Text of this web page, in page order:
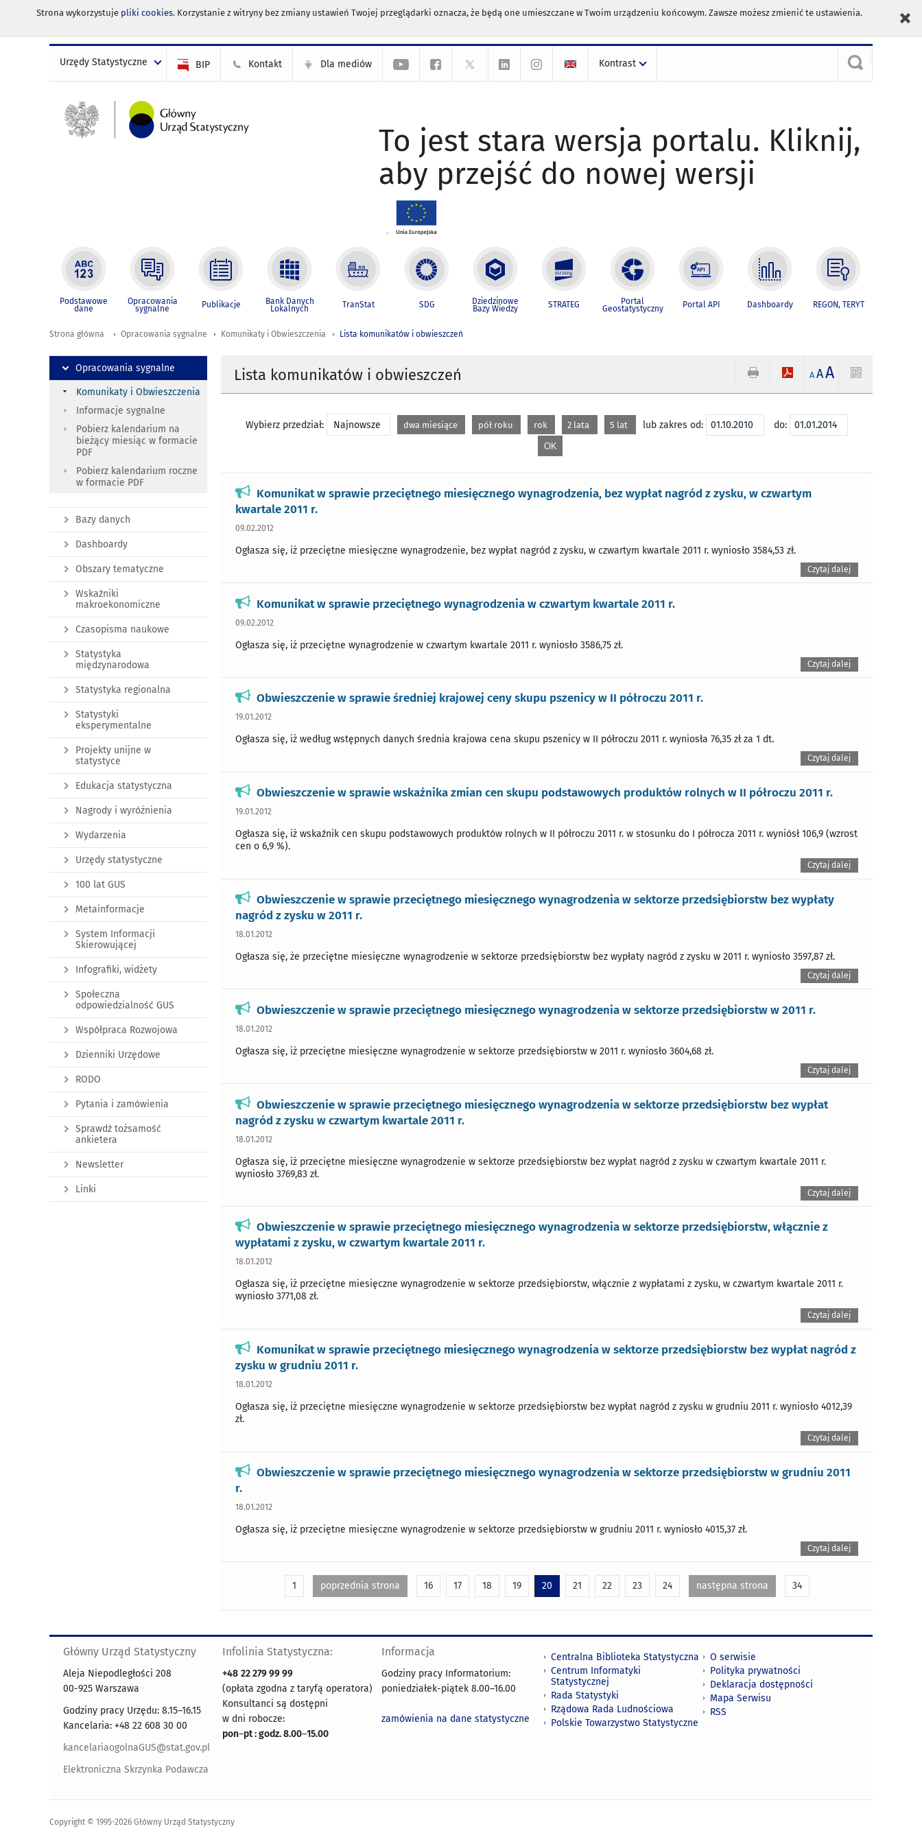
Strona wykorzystuje pliki cookies. Korzystanie z witryny bez zmiany ustawień Twojej przeglądarki oznacza, że będą one umieszczane w Twoim urządzeniu końcowym. Zawsze możesz zmienić te ustawienia.
Urzędy Statystyczne BIP Kontakt Dla mediów Kontrast
To jest stara wersja portalu. Kliknij,
aby przejść do nowej wersji
Podstawowe
dane
Opracowania
sygnalne Publikacje Bank Danych
Lokalnych TranStat SDG Dziedzinowe
Bazy Wiedzy STRATEG Portal
Geostatystyczny Portal API Dashboardy REGON, TERYT
Strona główna Opracowania sygnalne Komunikaty i Obwieszczenia Lista komunikatów i obwieszczeń
Lista komunikatów i obwieszczeń A AA
Wybierz przedział: Najnowsze dwa miesiące pół roku rok 2 lata 5 lat lub zakres od: do:
Komunikat w sprawie przeciętnego miesięcznego wynagrodzenia, bez wypłat nagród z zysku, w czwartym
kwartale 2011 r.
09.02.2012
Ogłasza się, iż przeciętne miesięczne wynagrodzenie, bez wypłat nagród z zysku, w czwartym kwartale 2011 r. wyniosło 3584,53 zł.
Czytaj dalej
Komunikat w sprawie przeciętnego wynagrodzenia w czwartym kwartale 2011 r.
09.02.2012
Ogłasza się, iż przeciętne wynagrodzenie w czwartym kwartale 2011 r. wyniosło 3586,75 zł.
Czytaj dalej
Obwieszczenie w sprawie średniej krajowej ceny skupu pszenicy w II półroczu 2011 r.
19.01.2012
Ogłasza się, iż według wstępnych danych średnia krajowa cena skupu pszenicy w II półroczu 2011 r. wyniosła 76,35 zł za 1 dt.
Czytaj dalej
Obwieszczenie w sprawie wskaźnika zmian cen skupu podstawowych produktów rolnych w II półroczu 2011 r.
19.01.2012
Ogłasza się, iż wskaźnik cen skupu podstawowych produktów rolnych w II półroczu 2011 r. w stosunku do I półrocza 2011 r. wyniósł 106,9 (wzrost
cen o 6,9 %).
Czytaj dalej
Obwieszczenie w sprawie przeciętnego miesięcznego wynagrodzenia w sektorze przedsiębiorstw bez wypłaty
nagród z zysku w 2011 r.
18.01.2012
Ogłasza się, że przeciętne miesięczne wynagrodzenie w sektorze przedsiębiorstw bez wypłaty nagród z zysku w 2011 r. wyniosło 3597,87 zł.
Czytaj dalej
Obwieszczenie w sprawie przeciętnego miesięcznego wynagrodzenia w sektorze przedsiębiorstw w 2011 r.
18.01.2012
Ogłasza się, iż przeciętne miesięczne wynagrodzenie w sektorze przedsiębiorstw w 2011 r. wyniosło 3604,68 zł.
Czytaj dalej
Obwieszczenie w sprawie przeciętnego miesięcznego wynagrodzenia w sektorze przedsiębiorstw bez wypłat
nagród z zysku w czwartym kwartale 2011 r.
18.01.2012
Ogłasza się, iż przeciętne miesięczne wynagrodzenie w sektorze przedsiębiorstw bez wypłat nagród z zysku w czwartym kwartale 2011 r.
wyniosło 3769,83 zł.
Czytaj dalej
Obwieszczenie w sprawie przeciętnego miesięcznego wynagrodzenia w sektorze przedsiębiorstw, włącznie z
wypłatami z zysku, w czwartym kwartale 2011 r.
18.01.2012
Ogłasza się, iż przeciętne miesięczne wynagrodzenie w sektorze przedsiębiorstw, włącznie z wypłatami z zysku, w czwartym kwartale 2011 r.
wyniosło 3771,08 zł.
Czytaj dalej
Komunikat w sprawie przeciętnego miesięcznego wynagrodzenia w sektorze przedsiębiorstw bez wypłat nagród z
zysku w grudniu 2011 r.
18.01.2012
Ogłasza się, iż przeciętne miesięczne wynagrodzenie w sektorze przedsiębiorstw bez wypłat nagród z zysku w grudniu 2011 r. wyniosło 4012,39
zł.
Czytaj dalej
Obwieszczenie w sprawie przeciętnego miesięcznego wynagrodzenia w sektorze przedsiębiorstw w grudniu 2011
r.
18.01.2012
Ogłasza się, iż przeciętne miesięczne wynagrodzenie w sektorze przedsiębiorstw w grudniu 2011 r. wyniosło 4015,37 zł.
Czytaj dalej
1 poprzednia strona 16 17 18 19 20 21 22 23 24 następna strona 34
Opracowania sygnalne
Komunikaty i Obwieszczenia
Informacje sygnalne
Pobierz kalendarium na
bieżący miesiąc w formacie
PDF
Pobierz kalendarium roczne
w formacie PDF
Bazy danych
Dashboardy
Obszary tematyczne
Wskaźniki
makroekonomiczne
Czasopisma naukowe
Statystyka
międzynarodowa
Statystyka regionalna
Statystyki
eksperymentalne
Projekty unijne w
statystyce
Edukacja statystyczna
Nagrody i wyróżnienia
Wydarzenia
Urzędy statystyczne
100 lat GUS
Metainformacje
System Informacji
Skierowującej
Infografiki, widżety
Społeczna
odpowiedzialność GUS
Współpraca Rozwojowa
Dzienniki Urzędowe
RODO
Pytania i zamówienia
Sprawdź tożsamość
ankietera
Newsletter
Linki
Główny Urząd Statystyczny
Aleja Niepodległości 208
00-925 Warszawa
Godziny pracy Urzędu: 8.15–16.15
Kancelaria: +48 22 608 30 00
kancelariaogolnaGUS@stat.gov.pl
Elektroniczna Skrzynka Podawcza
Infolinia Statystyczna:
+48 22 279 99 99
(opłata zgodna z taryfą operatora)
Konsultanci są dostępni
w dni robocze:
pon–pt : godz. 8.00–15.00
Informacja
Godziny pracy Informatorium:
poniedziałek-piątek 8.00–16.00
zamówienia na dane statystyczne
Centralna Biblioteka Statystyczna
Centrum Informatyki
Statystycznej
Rada Statystyki
Rządowa Rada Ludnościowa
Polskie Towarzystwo Statystyczne
O serwisie
Polityka prywatności
Deklaracja dostępności
Mapa Serwisu
RSS
Copyright © 1995-2026 Główny Urząd Statystyczny